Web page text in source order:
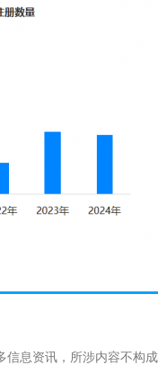
息资讯，所涉内容不构